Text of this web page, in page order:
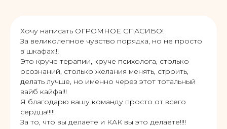
Хочу написать ОГРОМНОЕ СПАСИБО!
За великолепное чувство порядка, но не просто
в шкафах!!!
Это круче терапии, круче психолога, столько
осознаний, столько желания менять, строить,
делать лучше, но именно через этот тотальный
вайб кайфа!!!
Я благодарю вашу команду просто от всего
сердца!!!!!
За то, что вы делаете и КАК вы это делаете!!!!